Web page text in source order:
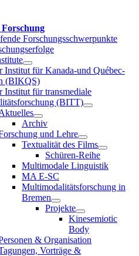
Forschung
Forschungsschwerpunkte
Institut für Kanada-und Québec-
(BIKQS)
Institut für transmediale
(BITT)
Archiv
und Lehre
Textualität des Films
Schüren-Reihe
Multimodale Linguistik
MA E-SC
Multimodalitätsforschung in
Bremen
Projekte
Kinesemiotic
Body
& Organisation
Vorträge &